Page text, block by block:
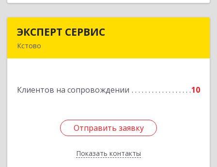
ЭКСПЕРТ СЕРВИС
Кстово
Клиентов на сопровождении 10
Отправить заявку
Показать контакты
Отправить заявку
Назад